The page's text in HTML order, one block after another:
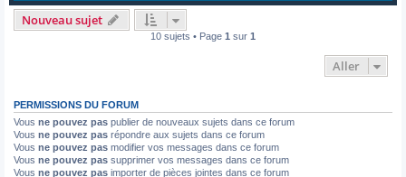
Nouveau sujet
10 sujets • Page 1 sur 1
Aller
PERMISSIONS DU FORUM
Vous ne pouvez pas publier de nouveaux sujets dans ce forum
Vous ne pouvez pas répondre aux sujets dans ce forum
Vous ne pouvez pas modifier vos messages dans ce forum
Vous ne pouvez pas supprimer vos messages dans ce forum
Vous ne pouvez pas importer de pièces jointes dans ce forum